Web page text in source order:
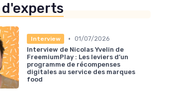
d'experts
Interview • 01/07/2026
Interview de Nicolas Yvelin de
FreemiumPlay : Les leviers d’un
programme de récompenses
digitales au service des marques
food